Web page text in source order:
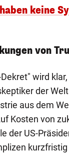
keine
von
wird
der
aus dem
Kosten von
der US-